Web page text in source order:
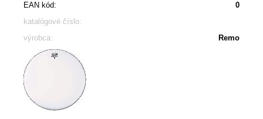
EAN kód:
0
katalógové číslo:
výrobca:
Remo